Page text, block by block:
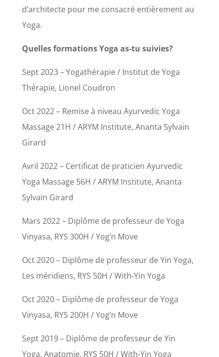
d’architecte pour me consacré entièrement au
Yoga.
Quelles formations Yoga as-tu suivies?
Sept 2023 – Yogathérapie / Institut de Yoga
Thérapie, Lionel Coudron
Oct 2022 – Remise à niveau Ayurvedic Yoga
Massage 21H / ARYM Institute, Ananta Sylvain
Girard
Avril 2022 – Certificat de praticien Ayurvedic
Yoga Massage 56H / ARYM Institute, Ananta
Sylvain Girard
Mars 2022 – Diplôme de professeur de Yoga
Vinyasa, RYS 300H / Yog’n Move
Oct 2020 – Diplôme de professeur de Yin Yoga,
Les méridiens, RYS 50H / With-Yin Yoga
Oct 2020 – Diplôme de professeur de Yoga
Vinyasa, RYS 200H / Yog’n Move
Sept 2019 – Diplôme de professeur de Yin
Yoga, Anatomie, RYS 50H / With-Yin Yoga